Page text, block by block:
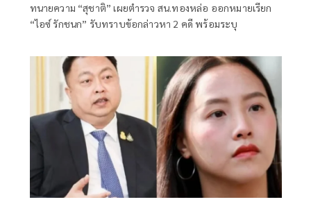
ทนายความ “สุชาติ” เผยตำรวจ สน.ทองหล่อ ออกหมายเรียก
“ไอซ์ รักชนก” รับทราบข้อกล่าวหา 2 คดี พร้อมระบุ